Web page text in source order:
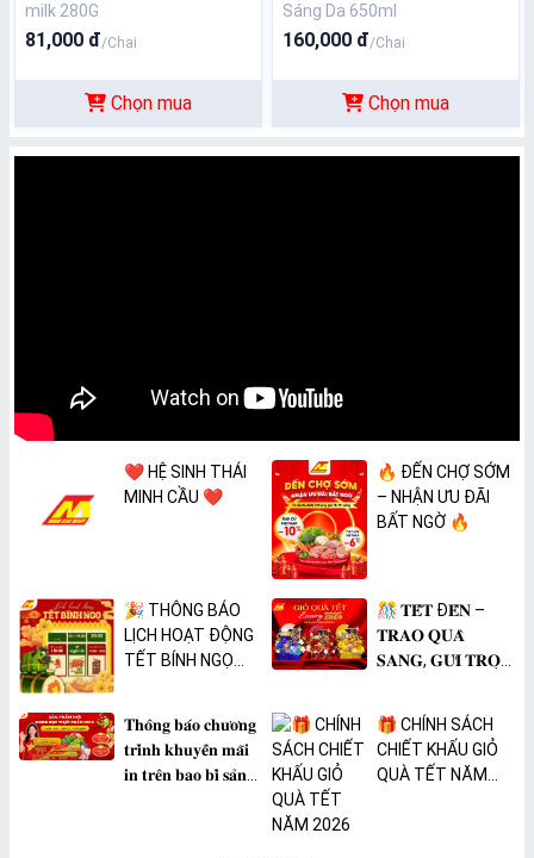
milk 280G
81,000 đ/Chai
Chọn mua
Sáng Da 650ml
160,000 đ/Chai
Chọn mua
❤️ HỆ SINH THÁI
MINH CẦU ❤️
🔥 ĐẾN CHỢ SỚM
– NHẬN ƯU ĐÃI
BẤT NGỜ 🔥
🎉 THÔNG BÁO
LỊCH HOẠT ĐỘNG
TẾT BÍNH NGỌ
🎊 𝐓𝐄̂́𝐓 Đ𝐄̂́𝐍 –
𝐓𝐑𝐀𝐎 𝐐𝐔𝐀̀
𝐒𝐀𝐍𝐆, 𝐆𝐔̛̉𝐈 𝐓𝐑𝐎̣𝐍
𝐓𝐡𝐨̂𝐧𝐠 𝐛𝐚́𝐨 𝐜𝐡𝐮̛𝐨̛𝐧𝐠
𝐭𝐫𝐢̀𝐧𝐡 𝐤𝐡𝐮𝐲𝐞̂́𝐧 𝐦𝐚̃𝐢
𝐢𝐧 𝐭𝐫𝐞̂𝐧 𝐛𝐚𝐨 𝐛𝐢̀ 𝐬𝐚̉𝐧
🎁 CHÍNH SÁCH
CHIẾT KHẤU GIỎ
QUÀ TẾT NĂM